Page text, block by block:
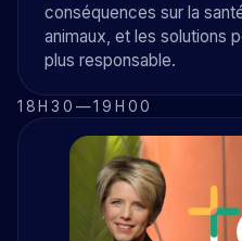
conséquences sur la
animaux, et les solutions
plus responsable.
18H30 —19H00